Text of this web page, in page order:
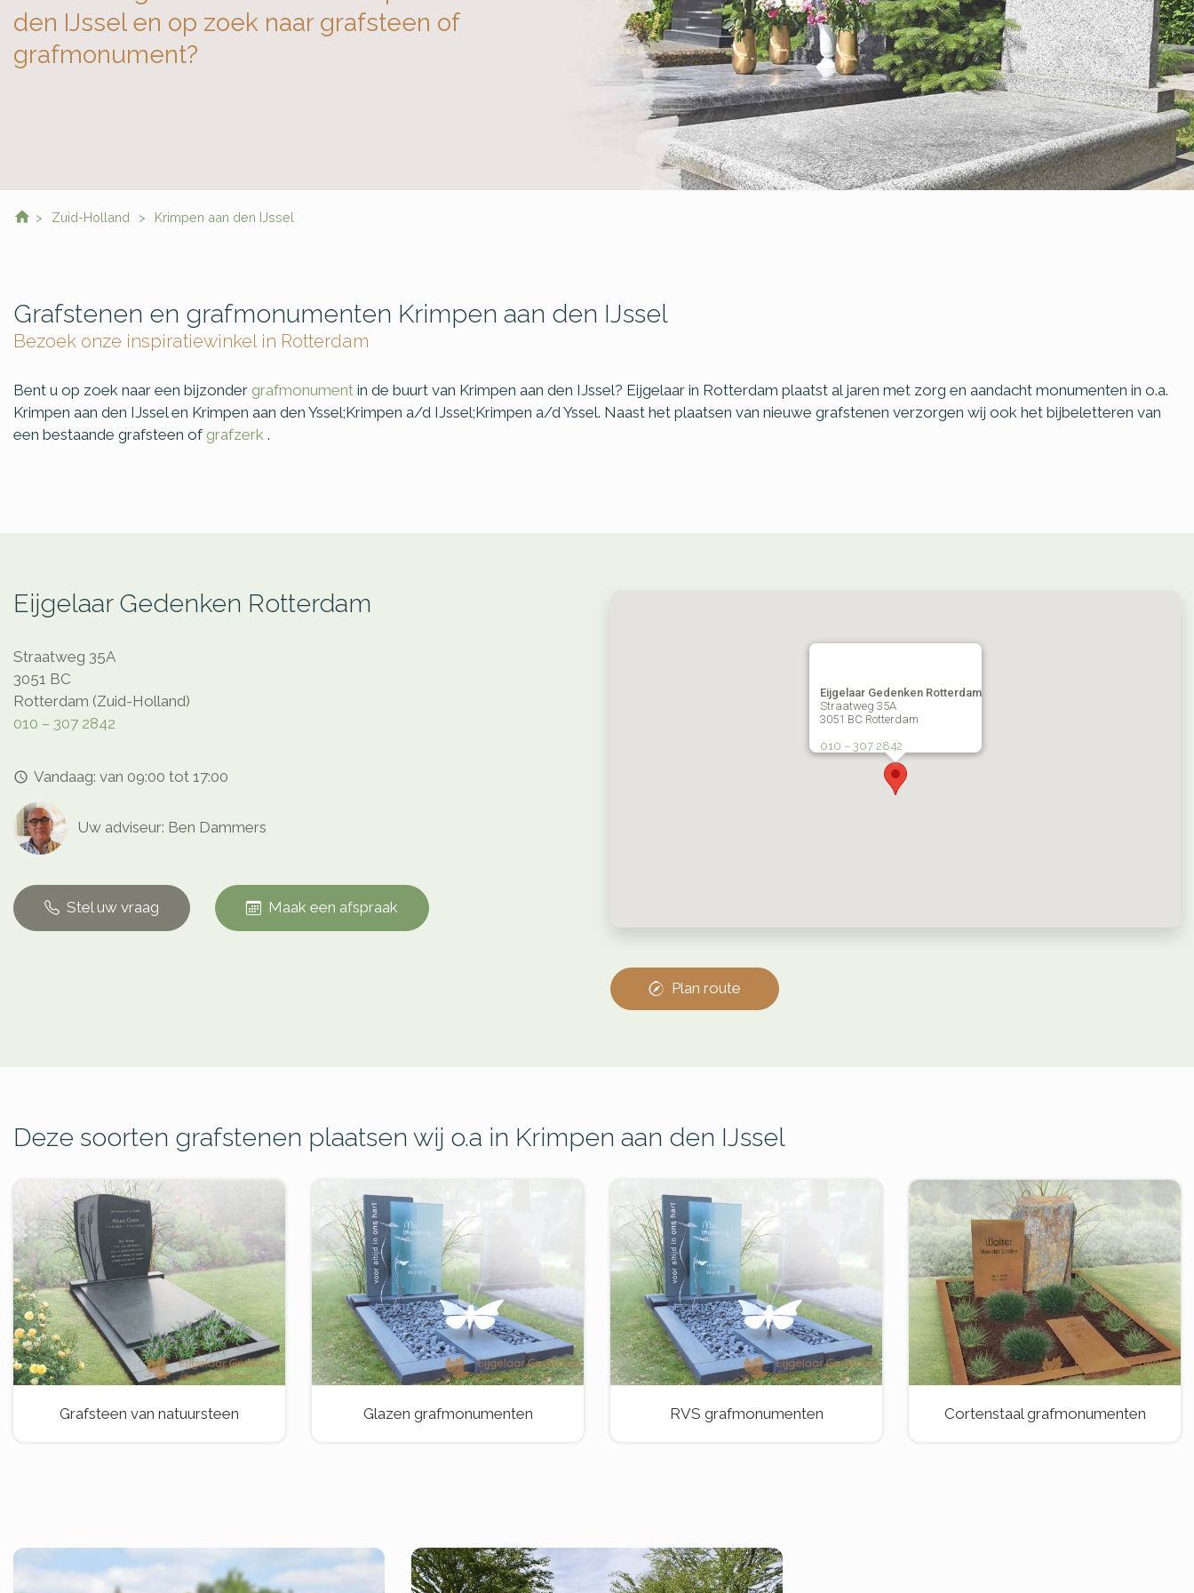
den IJssel en op zoek naar grafsteen of
grafmonument?
Zuid-Holland Krimpen aan den IJssel
Grafstenen en grafmonumenten Krimpen aan den IJssel
Bezoek onze inspiratiewinkel in Rotterdam
Bent u op zoek naar een bijzonder grafmonument in de buurt van Krimpen aan den IJssel? Eijgelaar in Rotterdam plaatst al jaren met zorg en aandacht monumenten in o.a.
Krimpen aan den IJssel en Krimpen aan den Yssel;Krimpen a/d IJssel;Krimpen a/d Yssel. Naast het plaatsen van nieuwe grafstenen verzorgen wij ook het bijbeletteren van
een bestaande grafsteen of grafzerk .
Eijgelaar Gedenken Rotterdam
Straatweg 35A
3051 BC
Rotterdam (Zuid-Holland)
010 – 307 2842
access_time Vandaag: van 09:00 tot 17:00
Uw adviseur: Ben Dammers
Stel uw vraag Maak een afspraak
Eijgelaar Gedenken Rotterdam
Straatweg 35A
3051 BC Rotterdam
010 – 307 2842
Plan route
Deze soorten grafstenen plaatsen wij o.a in Krimpen aan den IJssel
Grafsteen van natuursteen Glazen grafmonumenten RVS grafmonumenten Cortenstaal grafmonumenten